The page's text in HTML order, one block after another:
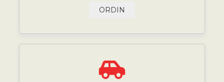
ORDIN